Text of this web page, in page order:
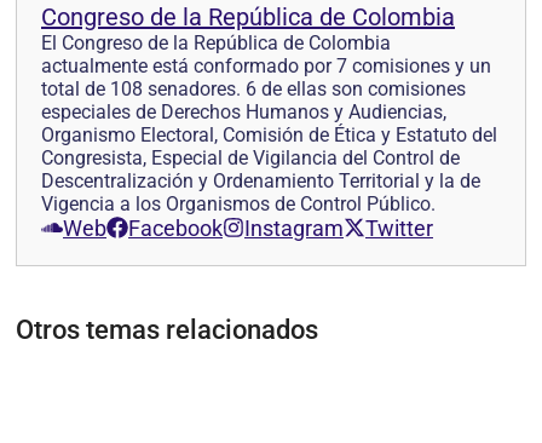
Congreso de la República de Colombia
El Congreso de la República de Colombia
actualmente está conformado por 7 comisiones y un
total de 108 senadores. 6 de ellas son comisiones
especiales de Derechos Humanos y Audiencias,
Organismo Electoral, Comisión de Ética y Estatuto del
Congresista, Especial de Vigilancia del Control de
Descentralización y Ordenamiento Territorial y la de
Vigencia a los Organismos de Control Público.
Web Facebook Instagram Twitter
Otros temas relacionados